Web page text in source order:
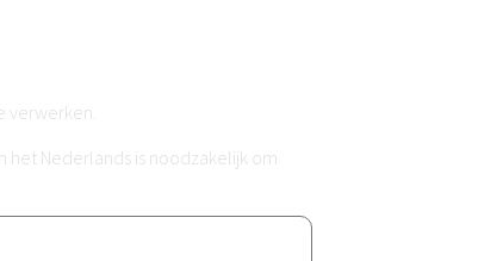
verwerken.
het Nederlands is noodzakelijk om